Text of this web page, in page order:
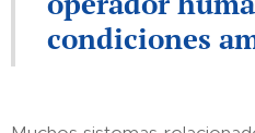
condiciones